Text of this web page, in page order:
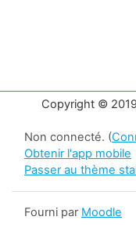
Copyright ©
Non connecté. (
Obtenir l'app mobile
Passer au thème
Fourni par Moodle